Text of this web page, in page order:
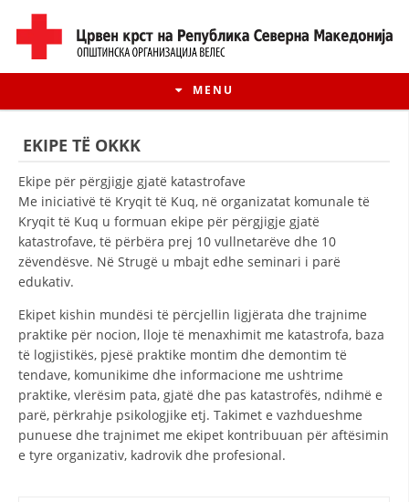
MENU
HISTORIA E LËVIZJES
HISTORIA E KRYQIT TË KUQ
STRUKTURA E ORGANIZATËS
KONTAKT INFORMACIONE
EKIPE TË OKKK
Ekipe për përgjigje gjatë katastrofave
Me iniciativë të Kryqit të Kuq, në organizatat komunale të
Kryqit të Kuq u formuan ekipe për përgjigje gjatë
katastrofave, të përbëra prej 10 vullnetarëve dhe 10
zëvendësve. Në Strugë u mbajt edhe seminari i parë
edukativ.
Ekipet kishin mundësi të përcjellin ligjërata dhe trajnime
praktike për nocion, lloje të menaxhimit me katastrofa, baza
të logjistikës, pjesë praktike montim dhe demontim të
tendave, komunikime dhe informacione me ushtrime
praktike, vlerësim pata, gjatë dhe pas katastrofës, ndihmë e
parë, përkrahje psikologjike etj. Takimet e vazhdueshme
punuese dhe trajnimet me ekipet kontribuuan për aftësimin
e tyre organizativ, kadrovik dhe profesional.